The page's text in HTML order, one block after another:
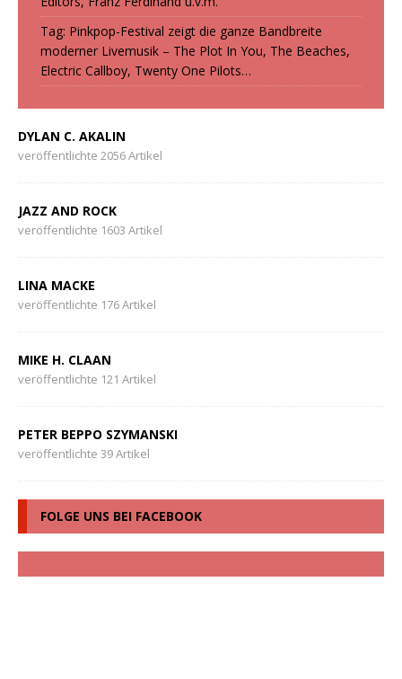
Tag: Pinkpop-Festival zeigt die ganze Bandbreite
moderner Livemusik – The Plot In You, The Beaches,
Electric Callboy, Twenty One Pilots…
DYLAN C. AKALIN
veröffentlichte 2056 Artikel
JAZZ AND ROCK
veröffentlichte 1603 Artikel
LINA MACKE
veröffentlichte 176 Artikel
MIKE H. CLAAN
veröffentlichte 121 Artikel
PETER BEPPO SZYMANSKI
veröffentlichte 39 Artikel
FOLGE UNS BEI FACEBOOK